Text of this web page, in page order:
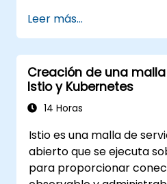
Leer más...
Creación de una
Istio y Kubernetes
14 Horas
Istio es una malla de
abierto que se ejecuta
para proporcionar